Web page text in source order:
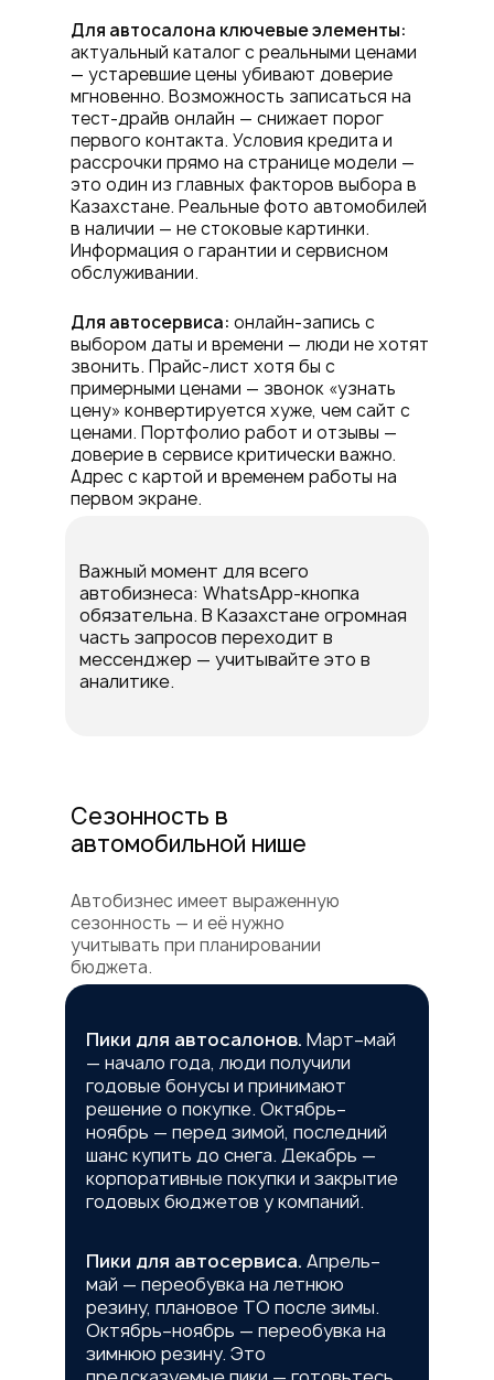
Для автосалона ключевые элементы:
актуальный каталог с реальными ценами
— устаревшие цены убивают доверие
мгновенно. Возможность записаться на
тест-драйв онлайн — снижает порог
первого контакта. Условия кредита и
рассрочки прямо на странице модели —
это один из главных факторов выбора в
Казахстане. Реальные фото автомобилей
в наличии — не стоковые картинки.
Информация о гарантии и сервисном
обслуживании.
Для автосервиса: онлайн-запись с
выбором даты и времени — люди не хотят
звонить. Прайс-лист хотя бы с
примерными ценами — звонок «узнать
цену» конвертируется хуже, чем сайт с
ценами. Портфолио работ и отзывы —
доверие в сервисе критически важно.
Адрес с картой и временем работы на
первом экране.
Важный момент для всего
автобизнеса: WhatsApp-кнопка
обязательна. В Казахстане огромная
часть запросов переходит в
мессенджер — учитывайте это в
аналитике.
Сезонность в
автомобильной нише
Автобизнес имеет выраженную
сезонность — и её нужно
учитывать при планировании
бюджета.
Пики для автосервиса. Апрель–
май — переобувка на летнюю
резину, плановое ТО после зимы.
Октябрь–ноябрь — переобувка на
зимнюю резину. Это
Пики для автосалонов. Март–май
— начало года, люди получили
годовые бонусы и принимают
решение о покупке. Октябрь–
ноябрь — перед зимой, последний
шанс купить до снега. Декабрь —
корпоративные покупки и закрытие
годовых бюджетов у компаний.